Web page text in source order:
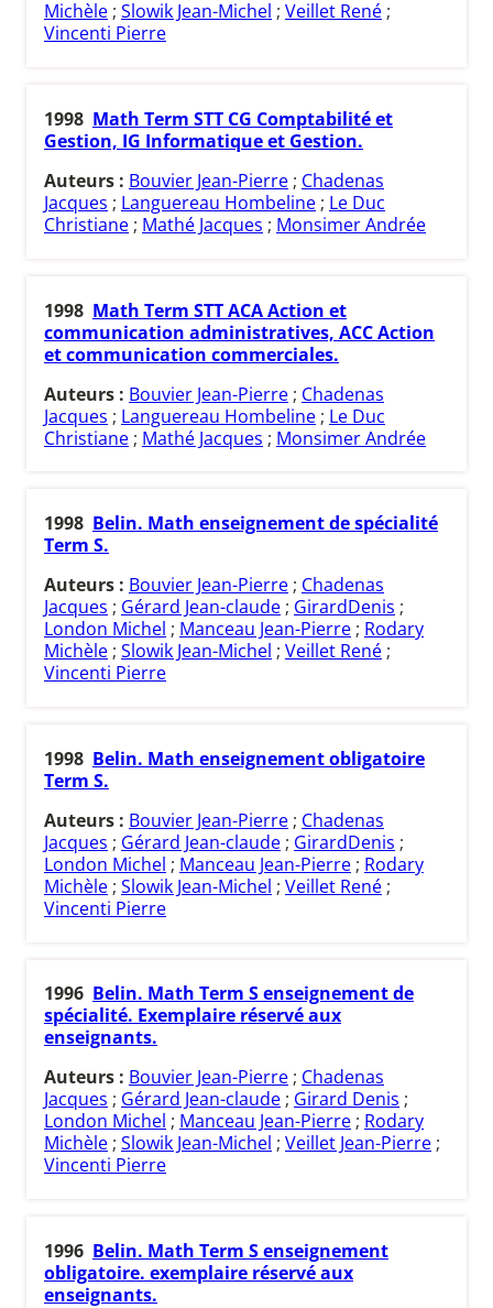
Michèle ; Slowik Jean-Michel ; Veillet René ;
Vincenti Pierre
1998 Math Term STT CG Comptabilité et
Gestion, IG Informatique et Gestion.
Auteurs : Bouvier Jean-Pierre ; Chadenas
Jacques ; Languereau Hombeline ; Le Duc
Christiane ; Mathé Jacques ; Monsimer Andrée
1998 Math Term STT ACA Action et
communication administratives, ACC Action
et communication commerciales.
Auteurs : Bouvier Jean-Pierre ; Chadenas
Jacques ; Languereau Hombeline ; Le Duc
Christiane ; Mathé Jacques ; Monsimer Andrée
1998 Belin. Math enseignement de spécialité
Term S.
Auteurs : Bouvier Jean-Pierre ; Chadenas
Jacques ; Gérard Jean-claude ; GirardDenis ;
London Michel ; Manceau Jean-Pierre ; Rodary
Michèle ; Slowik Jean-Michel ; Veillet René ;
Vincenti Pierre
1998 Belin. Math enseignement obligatoire
Term S.
Auteurs : Bouvier Jean-Pierre ; Chadenas
Jacques ; Gérard Jean-claude ; GirardDenis ;
London Michel ; Manceau Jean-Pierre ; Rodary
Michèle ; Slowik Jean-Michel ; Veillet René ;
Vincenti Pierre
1996 Belin. Math Term S enseignement de
spécialité. Exemplaire réservé aux
enseignants.
Auteurs : Bouvier Jean-Pierre ; Chadenas
Jacques ; Gérard Jean-claude ; Girard Denis ;
London Michel ; Manceau Jean-Pierre ; Rodary
Michèle ; Slowik Jean-Michel ; Veillet Jean-Pierre ;
Vincenti Pierre
1996 Belin. Math Term S enseignement
obligatoire. exemplaire réservé aux
enseignants.